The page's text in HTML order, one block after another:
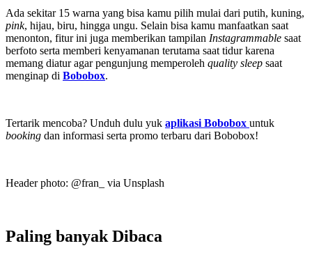
Ada sekitar 15 warna yang bisa kamu pilih mulai dari putih, kuning,
pink, hijau, biru, hingga ungu. Selain bisa kamu manfaatkan saat
menonton, fitur ini juga memberikan tampilan Instagrammable saat
berfoto serta memberi kenyamanan terutama saat tidur karena
memang diatur agar pengunjung memperoleh quality sleep saat
menginap di Bobobox.
Tertarik mencoba? Unduh dulu yuk aplikasi Bobobox untuk
booking dan informasi serta promo terbaru dari Bobobox!
Header photo: @fran_ via Unsplash
Paling banyak Dibaca